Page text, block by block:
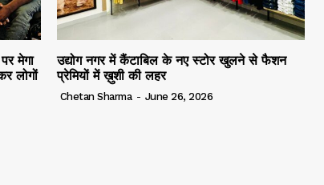
मेगा
लोगों
उद्योग नगर में कैंटाबिल के नए स्टोर खुलने से फैशन
प्रेमियों में ख़ुशी की लहर
Chetan Sharma - June 26, 2026